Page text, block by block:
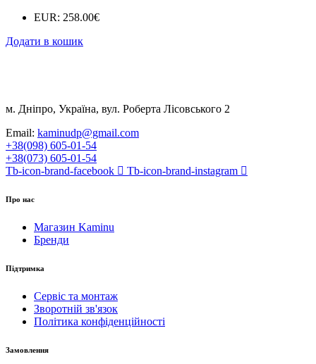
EUR: 258.00€
Додати в кошик
м. Дніпро, Україна, вул. Роберта Лісовського 2
Email: kaminudp@gmail.com
+38(098) 605-01-54
+38(073) 605-01-54
Tb-icon-brand-facebook
Tb-icon-brand-instagram
Про нас
Магазин Kaminu
Бренди
Підтримка
Сервіс та монтаж
Зворотній зв'язок
Політика конфіденційності
Замовлення